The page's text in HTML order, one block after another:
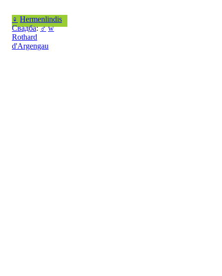
♀ Hermenlindis
Свадба:♂ w
Rothard
d'Argengau